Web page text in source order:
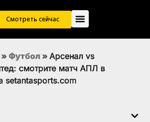
Смотреть сейчас
» Футбол » Арсенал vs
смотрите матч АПЛ в
setantasports.com